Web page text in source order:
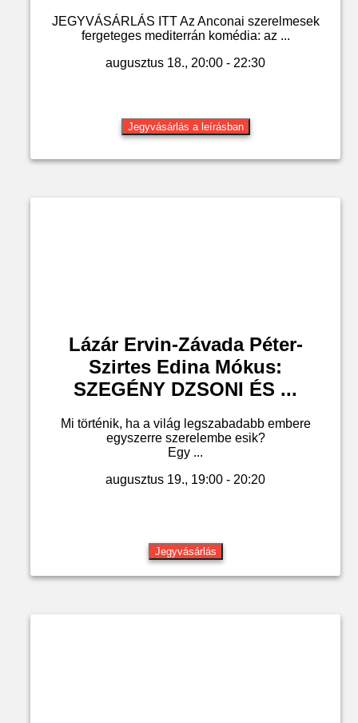
JEGYVÁSÁRLÁS ITT Az Anconai szerelmesek
fergeteges mediterrán komédia: az ...
augusztus 18., 20:00 - 22:30
Jegyvásárlás a leírásban
Lázár Ervin-Závada Péter-
Szirtes Edina Mókus:
SZEGÉNY DZSONI ÉS ...
Mi történik, ha a világ legszabadabb embere
egyszerre szerelembe esik?
Egy ...
augusztus 19., 19:00 - 20:20
Jegyvásárlás